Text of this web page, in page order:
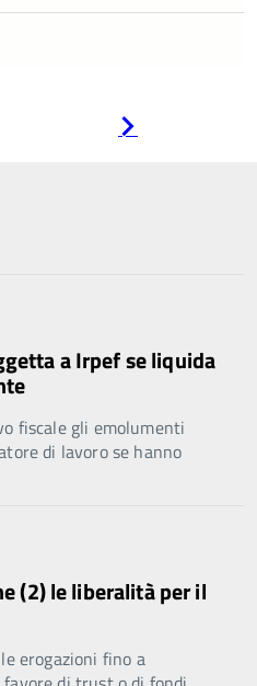
a Irpef se liquida
fiscale gli emolumenti
di lavoro se hanno
(2) le liberalità per il
erogazioni fino a